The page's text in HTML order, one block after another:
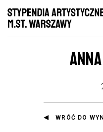
WRÓĆ DO